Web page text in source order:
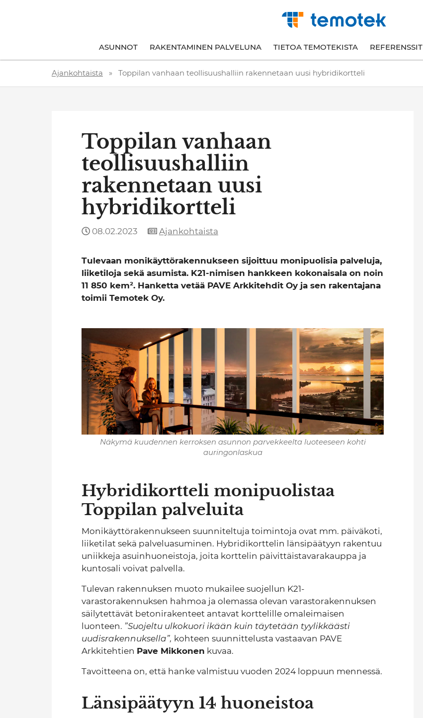
ASUNNOT RAKENTAMINEN PALVELUNA TIETOA TEMOTEKISTA REFERENSSIT
Ajankohtaista » Toppilan vanhaan teollisuushalliin rakennetaan uusi hybridikortteli
Toppilan vanhaan
teollisuushalliin
rakennetaan uusi
hybridikortteli
08.02.2023 Ajankohtaista
Tulevaan monikäyttörakennukseen sijoittuu monipuolisia palveluja,
liiketiloja sekä asumista. K21-nimisen hankkeen kokonaisala on noin
11 850 kem². Hanketta vetää PAVE Arkkitehdit Oy ja sen rakentajana
toimii Temotek Oy.
Näkymä kuudennen kerroksen asunnon parvekkeelta luoteeseen kohti
auringonlaskua
Hybridikortteli monipuolistaa
Toppilan palveluita
Monikäyttörakennukseen suunniteltuja toimintoja ovat mm. päiväkoti,
liiketilat sekä palveluasuminen. Hybridikorttelin länsipäätyyn rakentuu
uniikkeja asuinhuoneistoja, joita korttelin päivittäistavarakauppa ja
kuntosali voivat palvella.
Tulevan rakennuksen muoto mukailee suojellun K21-
varastorakennuksen hahmoa ja olemassa olevan varastorakennuksen
säilytettävät betonirakenteet antavat korttelille omaleimaisen
luonteen. ”Suojeltu ulkokuori ikään kuin täytetään tyylikkäästi
uudisrakennuksella”, kohteen suunnittelusta vastaavan PAVE
Arkkitehtien Pave Mikkonen kuvaa.
Tavoitteena on, että hanke valmistuu vuoden 2024 loppuun mennessä.
Länsipäätyyn 14 huoneistoa